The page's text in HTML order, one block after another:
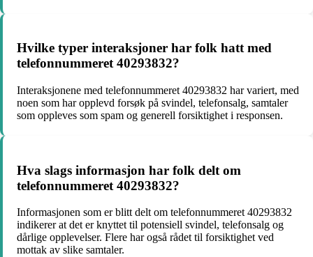
Hvilke typer interaksjoner har folk hatt med
telefonnummeret 40293832?
Interaksjonene med telefonnummeret 40293832 har variert, med
noen som har opplevd forsøk på svindel, telefonsalg, samtaler
som oppleves som spam og generell forsiktighet i responsen.
Hva slags informasjon har folk delt om
telefonnummeret 40293832?
Informasjonen som er blitt delt om telefonnummeret 40293832
indikerer at det er knyttet til potensiell svindel, telefonsalg og
dårlige opplevelser. Flere har også rådet til forsiktighet ved
mottak av slike samtaler.